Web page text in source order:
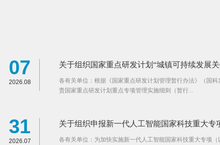
07
2026.08
关于组织国家重点研发计划“城镇可持续发展
各有关单位：根据《国家重点研发计划管理暂行办法》（国
责国家重点研发计划重点专项管理实施细则（暂行...
31
2026.07
关于组织申报新一代人工智能国家科技重大专
各有关单位：为加快实施新一代人工智能国家科技重大专项